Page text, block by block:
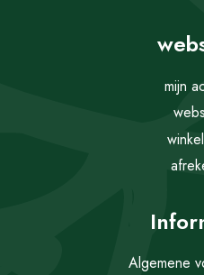
mijn
Algemene